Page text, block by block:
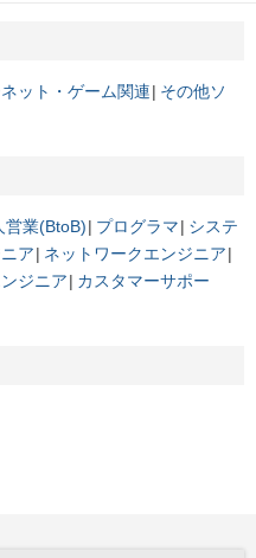
ット・ゲーム関連
その他ソ
営業(BtoB) プログラマ
システ
ア
ネットワークエンジニア
ジニア
カスタマーサポー